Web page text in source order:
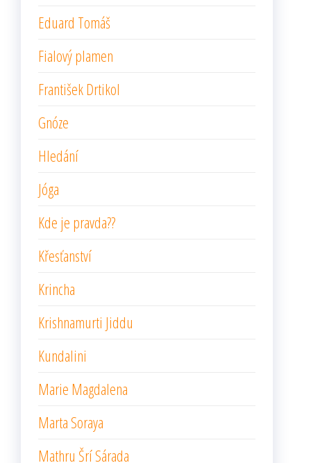
Eduard Tomáš
Fialový plamen
František Drtikol
Gnóze
Hledání
Jóga
Kde je pravda??
Křesťanství
Krincha
Krishnamurti Jiddu
Kundalini
Marie Magdalena
Marta Soraya
Mathru Šrí Sárada